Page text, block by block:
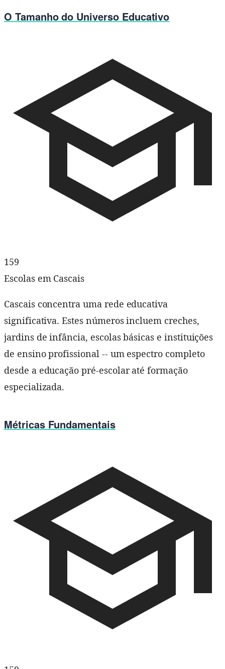
O Tamanho do Universo Educativo
159
Escolas em Cascais
Cascais concentra uma rede educativa
significativa. Estes números incluem creches,
jardins de infância, escolas básicas e instituições
de ensino profissional -- um espectro completo
desde a educação pré-escolar até formação
especializada.
Métricas Fundamentais